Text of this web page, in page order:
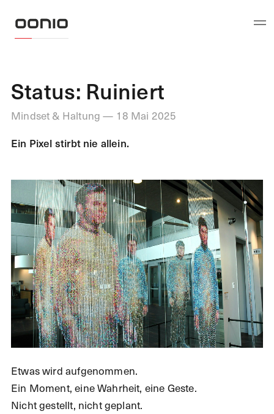
Status: Ruiniert
Mindset & Haltung — 18 Mai 2025
Ein Pixel stirbt nie allein.
Etwas wird aufgenommen.
Ein Moment, eine Wahrheit, eine Geste.
Nicht gestellt, nicht geplant.